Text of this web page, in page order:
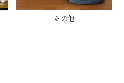
その他